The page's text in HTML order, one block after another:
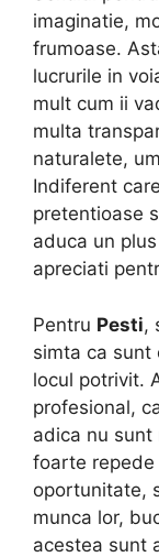
imaginatie,
frumoase.
lucrurile in
mult cum ii
multa
naturalete,
Indiferent
pretentioase
aduca un
apreciati
Pentru Pesti,
simta ca sunt
locul potrivit.
profesional,
adica nu sunt
foarte
oportunitate,
munca lor,
acestea sunt